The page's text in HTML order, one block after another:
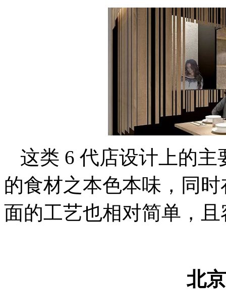
这类 6 代店设计上的
的食材之本色本味，同
面的工艺也相对简单，
北